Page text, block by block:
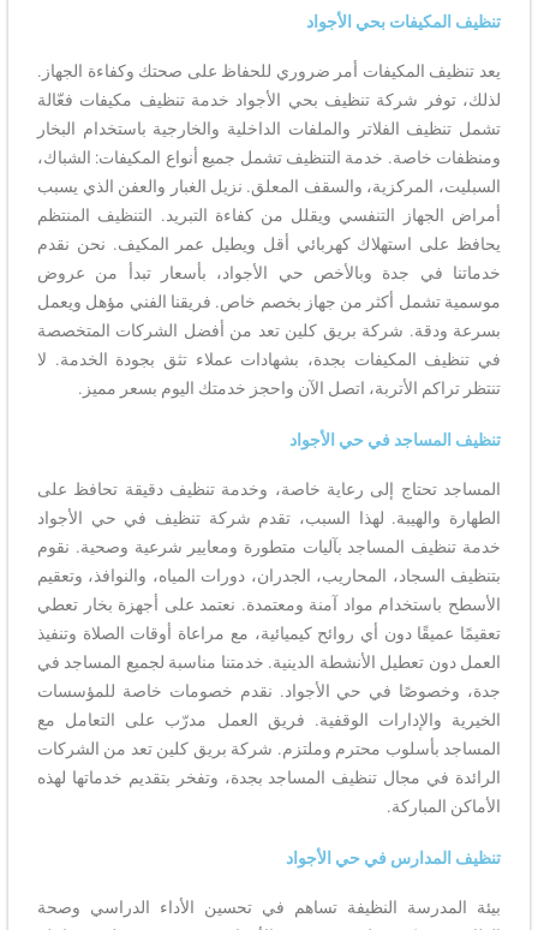
تنظيف المكيفات بحي الأجواد
يعد تنظيف المكيفات أمر ضروري للحفاظ على صحتك وكفاءة الجهاز.
لذلك، توفر شركة تنظيف بحي الأجواد خدمة تنظيف مكيفات فعّالة
تشمل تنظيف الفلاتر والملفات الداخلية والخارجية باستخدام البخار
ومنظفات خاصة. خدمة التنظيف تشمل جميع أنواع المكيفات: الشباك،
السبليت، المركزية، والسقف المعلق. نزيل الغبار والعفن الذي يسبب
أمراض الجهاز التنفسي ويقلل من كفاءة التبريد. التنظيف المنتظم
يحافظ على استهلاك كهربائي أقل ويطيل عمر المكيف. نحن نقدم
خدماتنا في جدة وبالأخص حي الأجواد، بأسعار تبدأ من عروض
موسمية تشمل أكثر من جهاز بخصم خاص. فريقنا الفني مؤهل ويعمل
بسرعة ودقة. شركة بريق كلين تعد من أفضل الشركات المتخصصة
في تنظيف المكيفات بجدة، بشهادات عملاء تثق بجودة الخدمة. لا
تنتظر تراكم الأتربة، اتصل الآن واحجز خدمتك اليوم بسعر مميز.
تنظيف المساجد في حي الأجواد
المساجد تحتاج إلى رعاية خاصة، وخدمة تنظيف دقيقة تحافظ على
الطهارة والهيبة. لهذا السبب، تقدم شركة تنظيف في حي الأجواد
خدمة تنظيف المساجد بآليات متطورة ومعايير شرعية وصحية. نقوم
بتنظيف السجاد، المحاريب، الجدران، دورات المياه، والنوافذ، وتعقيم
الأسطح باستخدام مواد آمنة ومعتمدة. نعتمد على أجهزة بخار تعطي
تعقيمًا عميقًا دون أي روائح كيميائية، مع مراعاة أوقات الصلاة وتنفيذ
العمل دون تعطيل الأنشطة الدينية. خدمتنا مناسبة لجميع المساجد في
جدة، وخصوصًا في حي الأجواد. نقدم خصومات خاصة للمؤسسات
الخيرية والإدارات الوقفية. فريق العمل مدرّب على التعامل مع
المساجد بأسلوب محترم وملتزم. شركة بريق كلين تعد من الشركات
الرائدة في مجال تنظيف المساجد بجدة، وتفخر بتقديم خدماتها لهذه
الأماكن المباركة.
تنظيف المدارس في حي الأجواد
بيئة المدرسة النظيفة تساهم في تحسين الأداء الدراسي وصحة